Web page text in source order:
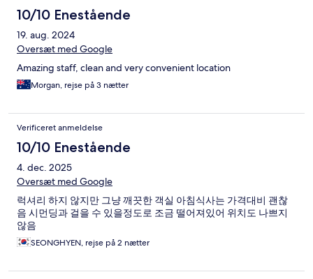
10/10 Enestående
19. aug. 2024
Oversæt med Google
Amazing staff, clean and very convenient location
Morgan, rejse på 3 nætter
Verificeret anmeldelse
10/10 Enestående
4. dec. 2025
Oversæt med Google
럭셔리 하지 않지만 그냥 깨끗한 객실 아침식사는 가격대비 괜찮
음 시먼딩과 걸을 수 있을정도로 조금 떨어져있어 위치도 나쁘지
않음
SEONGHYEN, rejse på 2 nætter